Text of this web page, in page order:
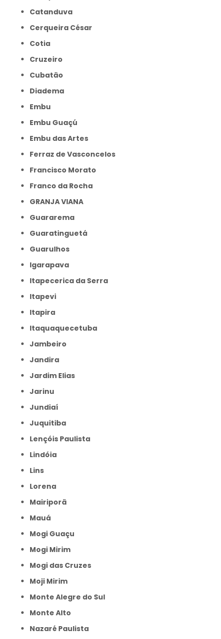
Catanduva
Cerqueira César
Cotia
Cruzeiro
Cubatão
Diadema
Embu
Embu Guaçú
Embu das Artes
Ferraz de Vasconcelos
Francisco Morato
Franco da Rocha
GRANJA VIANA
Guararema
Guaratinguetá
Guarulhos
Igarapava
Itapecerica da Serra
Itapevi
Itapira
Itaquaquecetuba
Jambeiro
Jandira
Jardim Elias
Jarinu
Jundiaí
Juquitiba
Lençóis Paulista
Lindóia
Lins
Lorena
Mairiporã
Mauá
Mogi Guaçu
Mogi Mirim
Mogi das Cruzes
Moji Mirim
Monte Alegre do Sul
Monte Alto
Nazaré Paulista